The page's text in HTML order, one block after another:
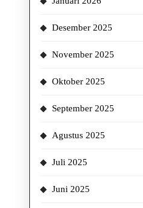
Desember 2025
November 2025
Oktober 2025
September 2025
Agustus 2025
Juli 2025
Juni 2025